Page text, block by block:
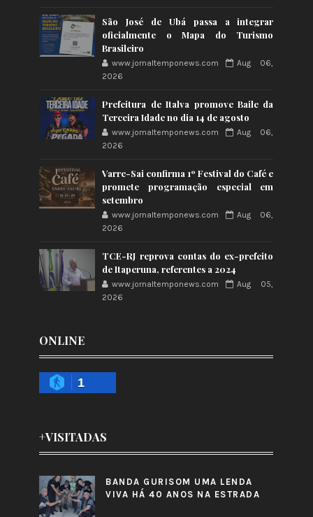
São José de Ubá passa a integrar
oficialmente o Mapa do Turismo
Brasileiro
www.jornaltemponews.com
Aug 06,
2026
Prefeitura de Italva promove Baile da
Terceira Idade no dia 14 de agosto
www.jornaltemponews.com
Aug 06,
2026
Varre-Sai confirma 1º Festival do Café e
promete programação especial em
setembro
www.jornaltemponews.com
Aug 06,
2026
TCE-RJ reprova contas do ex-prefeito
de Itaperuna, referentes a 2024
www.jornaltemponews.com
Aug 05,
2026
ONLINE
1
+VISITADAS
BANDA GURISOM UMA LENDA
VIVA HÁ 40 ANOS NA ESTRADA